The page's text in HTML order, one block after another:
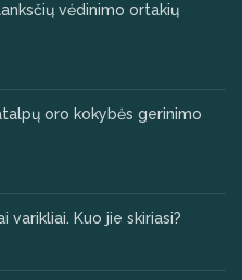
vėdinimo ortakių
oro kokybės gerinimo
varikliai. Kuo jie skiriasi?